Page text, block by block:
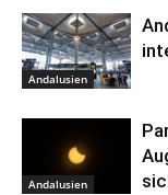
Andalusien
Andalusien